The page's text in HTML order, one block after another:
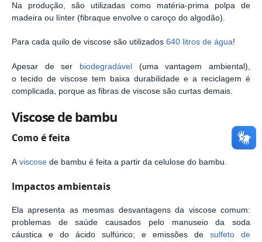
Na produção, são utilizadas como matéria-prima polpa de
madeira ou línter (fibraque envolve o caroço do algodão).
Para cada quilo de viscose são utilizados 640 litros de água!
Apesar de ser biodegradável
(uma vantagem ambiental),
o tecido de viscose tem baixa durabilidade e a reciclagem é
complicada, porque as fibras de viscose são curtas demais.
Viscose de bambu
Como é feita
A viscose de bambu é feita a partir da celulose do bambu.
Impactos ambientais
Ela apresenta as mesmas desvantagens da viscose comum:
problemas de saúde causados pelo manuseio da soda
cáustica e do ácido sulfúrico; e emissões de sulfeto de